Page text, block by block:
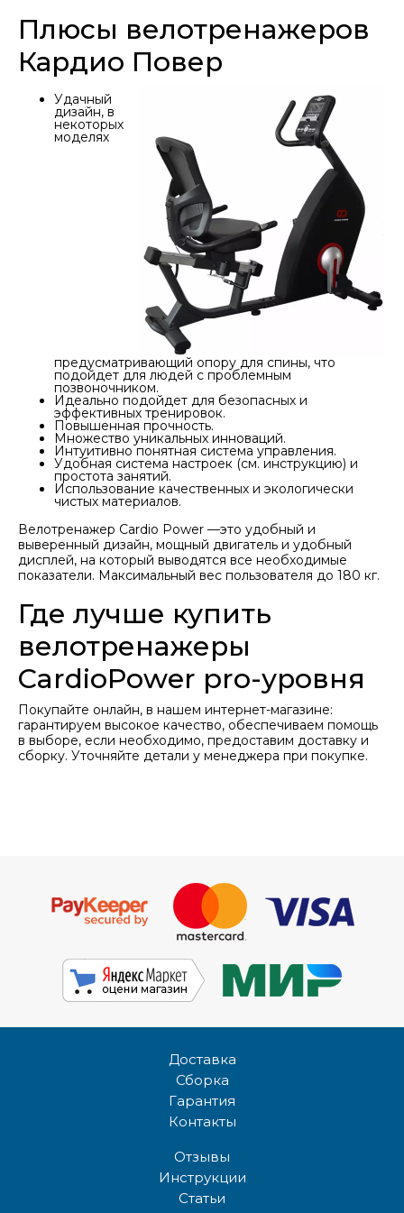
Плюсы велотренажеров
Кардио Повер
Удачный
дизайн, в
некоторых
моделях
предусматривающий опору для спины, что
подойдет для людей с проблемным
позвоночником.
Идеально подойдет для безопасных и
эффективных тренировок.
Повышенная прочность.
Множество уникальных инноваций.
Интуитивно понятная система управления.
Удобная система настроек (см. инструкцию) и
простота занятий.
Использование качественных и экологически
чистых материалов.
Велотренажер Cardio Power —это удобный и
выверенный дизайн, мощный двигатель и удобный
дисплей, на который выводятся все необходимые
показатели. Максимальный вес пользователя до 180 кг.
Где лучше купить
велотренажеры
CardioPower pro-уровня
Покупайте онлайн, в нашем интернет-магазине:
гарантируем высокое качество, обеспечиваем помощь
в выборе, если необходимо, предоставим доставку и
сборку. Уточняйте детали у менеджера при покупке.
Доставка
Сборка
Гарантия
Контакты
Отзывы
Инструкции
Статьи